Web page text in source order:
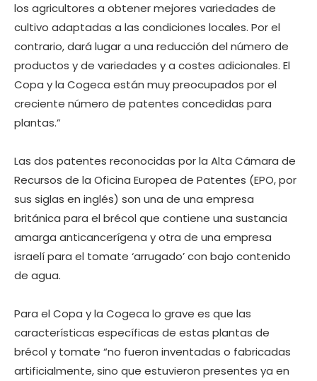
los agricultores a obtener mejores variedades de
cultivo adaptadas a las condiciones locales. Por el
contrario, dará lugar a una reducción del número de
productos y de variedades y a costes adicionales. El
Copa y la Cogeca están muy preocupados por el
creciente número de patentes concedidas para
plantas.”
Las dos patentes reconocidas por la Alta Cámara de
Recursos de la Oficina Europea de Patentes (EPO, por
sus siglas en inglés) son una de una empresa
británica para el brécol que contiene una sustancia
amarga anticancerígena y otra de una empresa
israelí para el tomate ‘arrugado’ con bajo contenido
de agua.
Para el Copa y la Cogeca lo grave es que las
características específicas de estas plantas de
brécol y tomate “no fueron inventadas o fabricadas
artificialmente, sino que estuvieron presentes ya en